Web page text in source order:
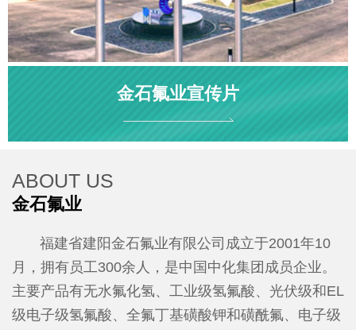
金石氟业宣传片
ABOUT US
金石氟业
福建省建阳金石氟业有限公司成立于2001年10
月，拥有员工300余人，是中国中化集团成员企业。
主要产品有无水氟化氢、工业级氢氟酸、光伏级和EL
级电子级氢氟酸、全氟丁基磺酸钾和磺酰氟、电子级